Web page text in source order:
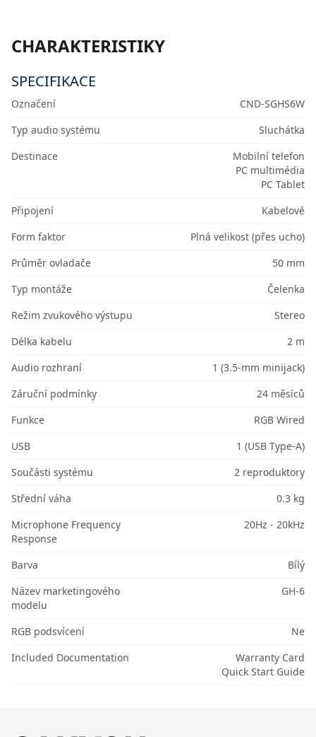
CHARAKTERISTIKY
SPECIFIKACE
Označení
CND-SGHS6W
Typ audio systému
Sluchátka
Destinace
Mobilní telefon
PC multimédia
PC Tablet
Připojení
Kabelové
Form faktor
Plná velikost (přes ucho)
Průměr ovladače
50 mm
Typ montáže
Čelenka
Režim zvukového výstupu
Stereo
Délka kabelu
2 m
Audio rozhraní
1 (3.5-mm minijack)
Záruční podmínky
24 měsíců
Funkce
RGB Wired
USB
1 (USB Type-A)
Součásti systému
2 reproduktory
Střední váha
0.3 kg
Microphone Frequency
Response
20Hz - 20kHz
Barva
Bílý
Název marketingového
modelu
GH-6
RGB podsvícení
Ne
Included Documentation
Warranty Card
Quick Start Guide